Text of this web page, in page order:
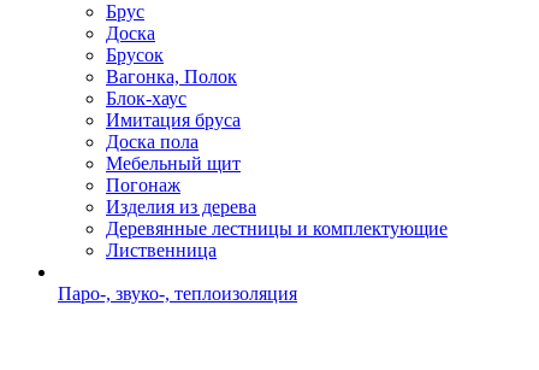
Брус
Доска
Брусок
Вагонка, Полок
Блок-хаус
Имитация бруса
Доска пола
Мебельный щит
Погонаж
Изделия из дерева
Деревянные лестницы и комплектующие
Лиственница
Паро-, звуко-, теплоизоляция